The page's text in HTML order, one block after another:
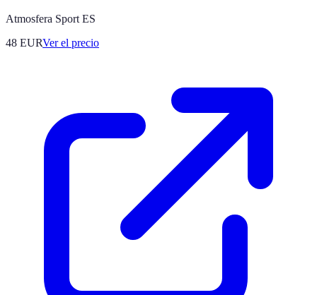
Atmosfera Sport ES
48 EURVer el precio